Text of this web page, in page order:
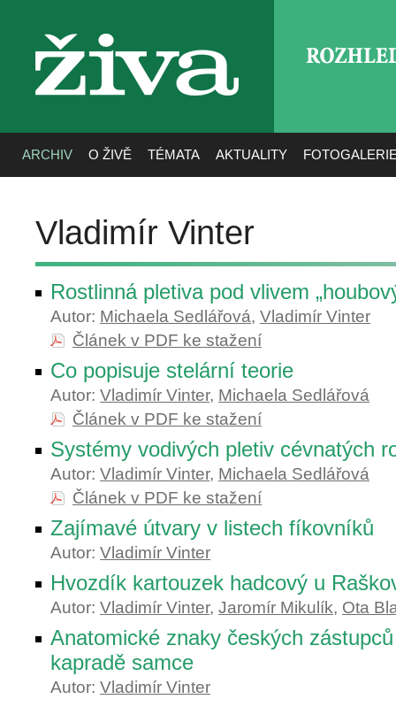
živa
ARCHIV O ŽIVĚ TÉMATA AKTUALITY
Vladimír Vinter
Rostlinná pletiva pod vlivem
Autor: Michaela Sedlářová, Vladimír Vinter
Článek v PDF ke stažení
Co popisuje stelární teorie
Autor: Vladimír Vinter, Michaela Sedlářová
Článek v PDF ke stažení
Systémy vodivých pletiv cévnatých
Autor: Vladimír Vinter, Michaela Sedlářová
Článek v PDF ke stažení
Zajímavé útvary v listech fíkovníků
Autor: Vladimír Vinter
Hvozdík kartouzek hadcový u
Autor: Vladimír Vinter, Jaromír Mikulík, Ota
Anatomické znaky českých
kapradě samce
Autor: Vladimír Vinter